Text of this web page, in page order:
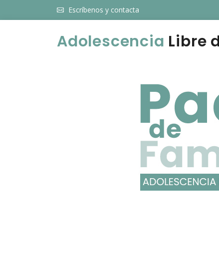
Escríbenos y contacta
Adolescencia Libre